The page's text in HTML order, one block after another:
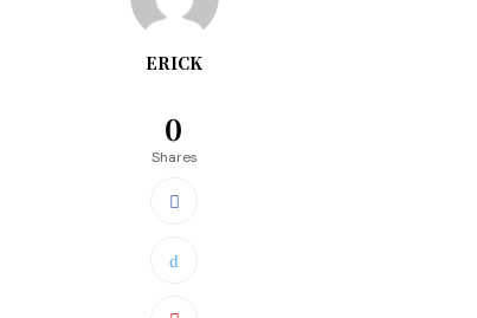
ERICK
0
Shares